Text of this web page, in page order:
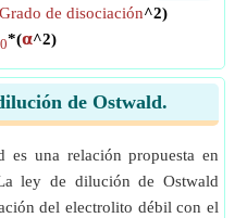
de disociación^2)
0*(𝝰^2)
de Ostwald.
una relación propuesta en
ley de dilución de Ostwald
del electrolito débil con el